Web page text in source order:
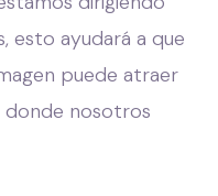
esto ayudará a que
puede atraer
donde nosotros